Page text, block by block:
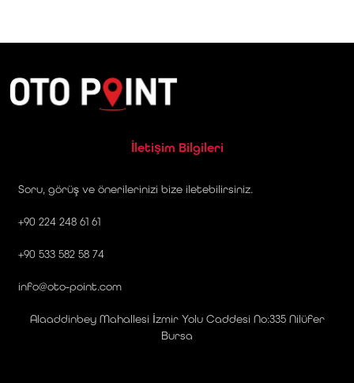
İletişim Bilgileri
Soru, görüş ve önerilerinizi bize iletebilirsiniz.
+90 224 248 61 61
+90 533 582 58 74
info@oto-point.com
Alaaddinbey Mahallesi İzmir Yolu Caddesi No:335 Nilüfer
Bursa